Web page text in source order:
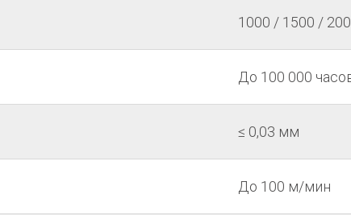
1000 / 1500 /
До 100 000
≤ 0,03 мм
До 100 м/мин